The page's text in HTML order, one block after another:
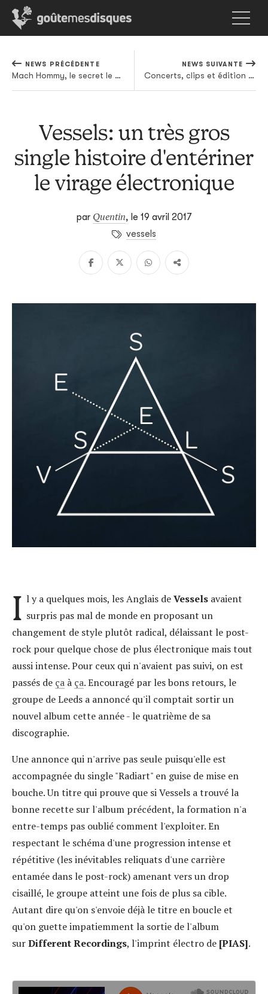
NEWS PRÉCÉDENTE
Mach Hommy, le secret le mieux gardé du nouveau boom-bap, dégaine un nouvel EP sans prévenir
NEWS SUIVANTE
Concerts, clips et édition vinyl: Kendrick Lamar occupe la matrice
Vessels: un très gros
single histoire d'entériner
le virage électronique
par Quentin, le 19 avril 2017
vessels
I l y a quelques mois, les Anglais deVesselsavaient
surpris pas mal de monde en proposant un
changement de style plutôt radical, délaissant le post-
rock pour quelque chose de plus électronique mais tout
aussi intense. Pour ceux qui n'avaient pas suivi, on est
passés de ça à ça. Encouragé par les bons retours, le
groupe de Leeds a annoncé qu'il comptait sortir un
nouvel album cette année - le quatrième de sa
discographie.
Une annonce qui n'arrive pas seule puisqu'elle est
accompagnée du single "Radiart" en guise de mise en
bouche. Un titre qui prouve que si Vessels a trouvé la
bonne recette sur l'album précédent, la formation n'a
entre-temps pas oublié comment l'exploiter. En
respectant le schéma d'une progression intense et
répétitive (les inévitables reliquats d'une carrière
entamée dans le post-rock) amenant vers un drop
cisaillé, le groupe atteint une fois de plus sa cible.
Autant dire qu'on s'envoie déjà le titre en boucle et
qu'on guette impatiemment la sortie de l'album
surDifferent Recordings, l'imprint électro de [PIAS].